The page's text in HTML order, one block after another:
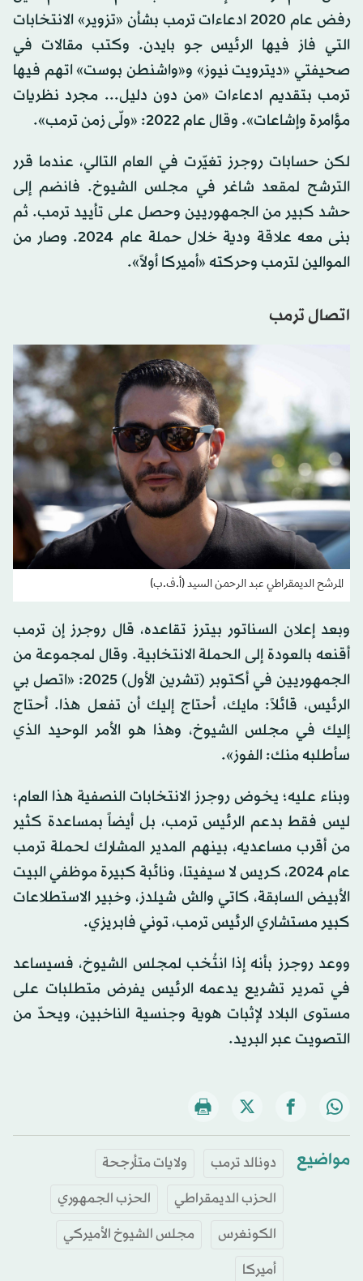
رفض عام 2020 ادعاءات ترمب بشأن «تزوير» الانتخابات
التي فاز فيها الرئيس جو بايدن. وكتب مقالات في
صحيفتي «ديترويت نيوز» و«واشنطن بوست» اتهم فيها
ترمب بتقديم ادعاءات «من دون دليل... مجرد نظريات
مؤامرة وإشاعات». وقال عام 2022: «ولّى زمن ترمب».
لكن حسابات روجرز تغيّرت في العام التالي، عندما قرر
الترشح لمقعد شاغر في مجلس الشيوخ. فانضم إلى
حشد كبير من الجمهوريين وحصل على تأييد ترمب. ثم
بنى معه علاقة ودية خلال حملة عام 2024. وصار من
الموالين لترمب وحركته «أميركا أولاً».
اتصال ترمب
المرشح الديمقراطي عبد الرحمن السيد (أ.ف.ب)
وبعد إعلان السناتور بيترز تقاعده، قال روجرز إن ترمب
أقنعه بالعودة إلى الحملة الانتخابية. وقال لمجموعة من
الجمهوريين في أكتوبر (تشرين الأول) 2025: «اتصل بي
الرئيس، قائلاً: مايك، أحتاج إليك أن تفعل هذا. أحتاج
إليك في مجلس الشيوخ، وهذا هو الأمر الوحيد الذي
سأطلبه منك: الفوز».
وبناء عليه؛ يخوض روجرز الانتخابات النصفية هذا العام؛
ليس فقط بدعم الرئيس ترمب، بل أيضاً بمساعدة كثير
من أقرب مساعديه، بينهم المدير المشارك لحملة ترمب
عام 2024، كريس لا سيفيتا، ونائبة كبيرة موظفي البيت
الأبيض السابقة، كاتي والش شيلدز، وخبير الاستطلاعات
كبير مستشاري الرئيس ترمب، توني فابريزي.
ووعد روجرز بأنه إذا انتُخب لمجلس الشيوخ، فسيساعد
في تمرير تشريع يدعمه الرئيس يفرض متطلبات على
مستوى البلاد لإثبات هوية وجنسية الناخبين، ويحدّ من
التصويت عبر البريد.
مواضيع دونالد ترمب
ولايات متأرجحة
الحزب الديمقراطي
الحزب الجمهوري
الكونغرس
مجلس الشيوخ الأميركي
أميركا